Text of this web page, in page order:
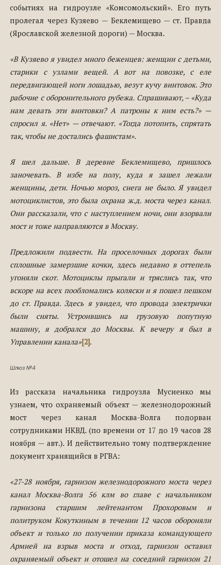
событиях на гидроузле «Комсомольский». Его путь
пролегал через Кузяево — Беклемищево — ст. Правда
(Ярославской железной дороги) — Москва.
«В Кузяево я увидел много беженцев: женщин с детьми,
старики с узлами вещей. А вот на повозке, с еле
передвигающей ноги лошадью, везут кучу винтовок. Это
рабочие с оборонительного рубежа. Спрашивают, – «Куда
нам девать эти винтовки? А патроны к ним есть?» —
спросил я. «Нет» — отвечают. «Тогда потопить, спрятать
так, чтобы не достались фашистам».
Я шел дальше. В деревне Беклемищево, пришлось
заночевать. В избе на полу, куда я зашел лежали
женщины, дети. Ночью мороз, снега не было. Я увидел
мотоциклистов, это была охрана ж.д. моста через канал.
Они рассказали, что с наступлением ночи, они взорвали
мост и тоже направляются в Москву.
Предложили подвести. На проселочных дорогах были
сплошные замерзшие кочки, здесь недавно в оттепель
угоняли скот. Мотоциклы прыгали и тряслись так, что
вскоре на всех пообломались коляски и я пошел пешком
до ст. Правда. Здесь я увидел, что провода электрички
были сняты. Устроившись на грузовую попутную
машину, я добрался до Москвы. К вечеру я был в
Управлении канала»[2].
Шлюз №4
Из рассказа начальника гидроузла Мусиенко мы
узнаем, что охраняемый объект — железнодорожный
мост через канал Москва-Волга подорван
сотрудниками НКВД. (по времени от 17 до 19 часов 28
ноября — авт.). И действительно тому подтверждение
документ хранящийся в РГВА:
«27-28 ноября, гарнизон железнодорожного моста через
канал Москва-Волга 56 клм во главе с начальником
гарнизона старшим лейтенантом Прохоровым и
политруком Кокуткиным в течении 12 часов обороняли
объект и только по получении приказа командующего
Армией на взрыв моста и отход, гарнизон оставил
охраняемый объект и отошел на соседний гарнизон 21